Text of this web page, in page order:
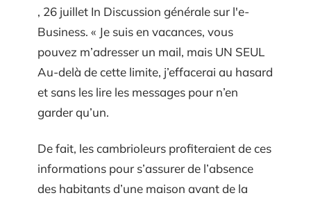
, 26 juillet In Discussion générale sur l'e-
Business. « Je suis en vacances, vous
pouvez m’adresser un mail, mais UN SEUL
Au-delà de cette limite, j’effacerai au hasard
et sans les lire les messages pour n’en
garder qu’un.
De fait, les cambrioleurs profiteraient de ces
informations pour s’assurer de l’absence
des habitants d’une maison avant de la